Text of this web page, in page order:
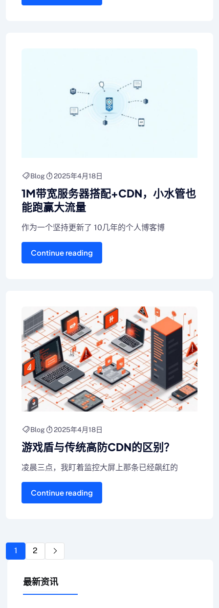
Blog 2025年4月18日
1M带宽服务器搭配+CDN，小水管也
能跑赢大流量
作为一个坚持更新了 10几年的个人博客博
Continue reading
Blog 2025年4月18日
游戏盾与传统高防CDN的区别？
凌晨三点，我盯着监控大屏上那条已经飙红的
Continue reading
1 2
最新资讯